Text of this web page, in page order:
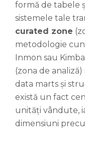
formă de tabele
sistemele tale
curated zone
metodologie
Inmon sau
(zona de
data marts și
există un fact
unități vândute,
dimensiuni